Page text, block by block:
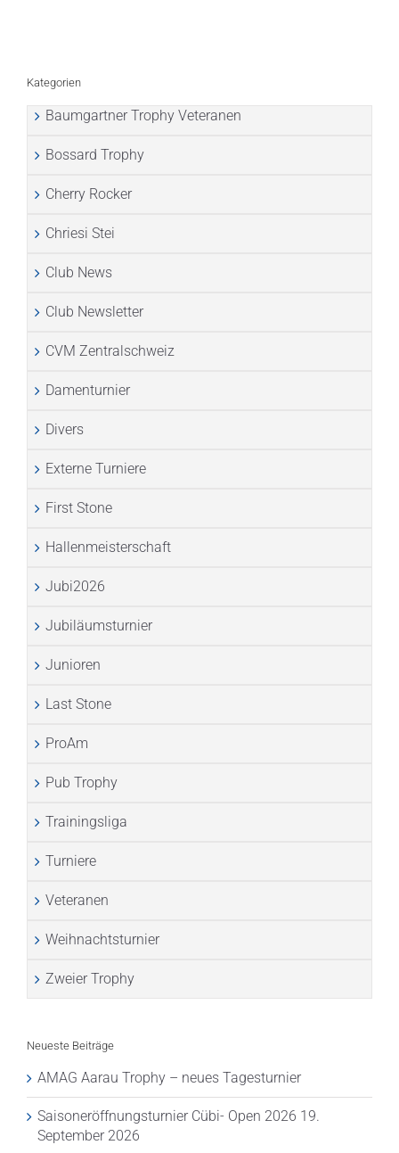
Kategorien
Baumgartner Trophy Veteranen
Bossard Trophy
Cherry Rocker
Chriesi Stei
Club News
Club Newsletter
CVM Zentralschweiz
Damenturnier
Divers
Externe Turniere
First Stone
Hallenmeisterschaft
Jubi2026
Jubiläumsturnier
Junioren
Last Stone
ProAm
Pub Trophy
Trainingsliga
Turniere
Veteranen
Weihnachtsturnier
Zweier Trophy
Neueste Beiträge
AMAG Aarau Trophy – neues Tagesturnier
Saisoneröffnungsturnier Cübi- Open 2026 19.
September 2026